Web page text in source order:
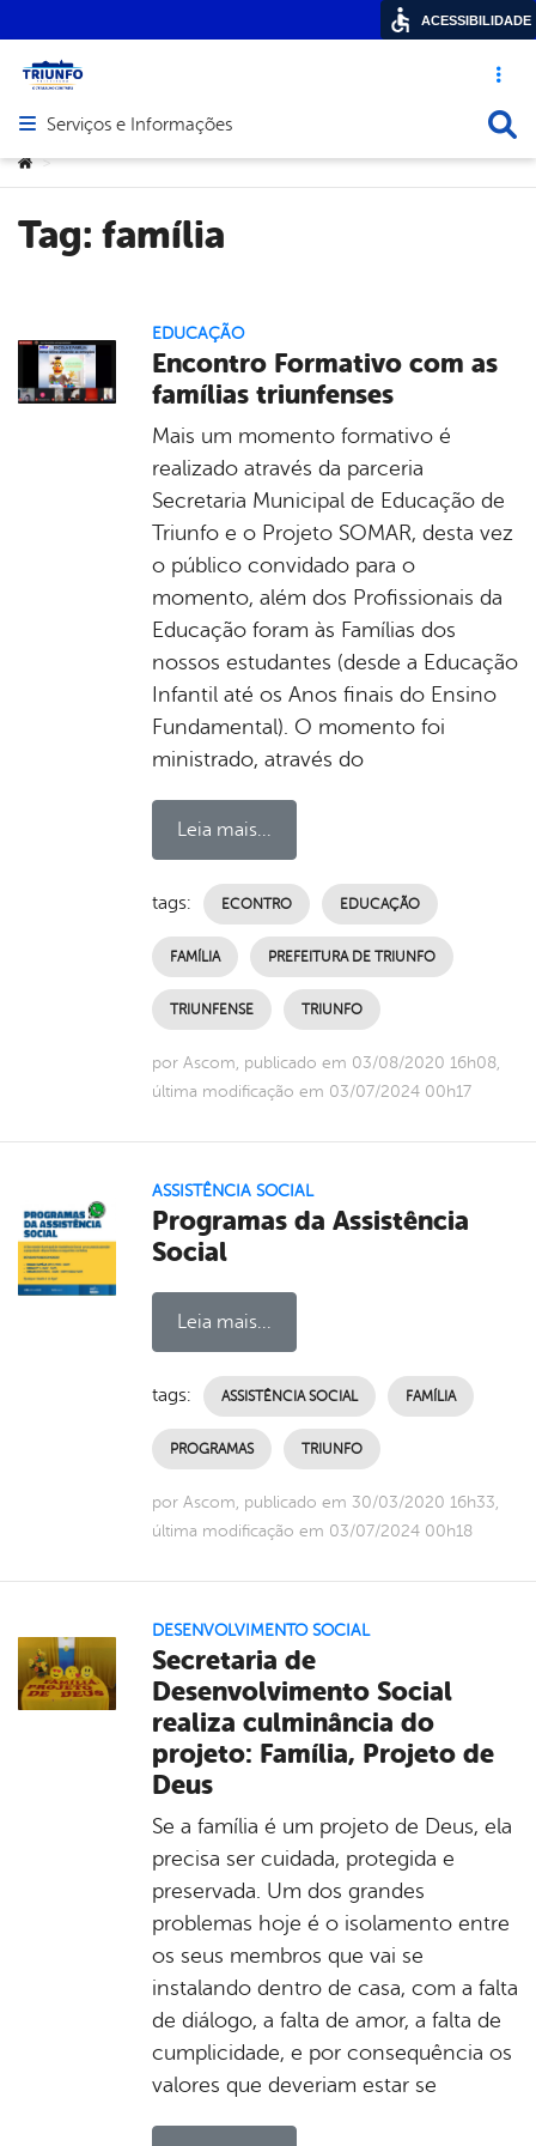
Acesso
Abrir menu principal de navegação
Serviços e Informações
Você está aqui:
>
Tag: família
EDUCAÇÃO
Encontro Formativo com as
famílias triunfenses
Mais um momento formativo é
realizado através da parceria
Secretaria Municipal de Educação de
Triunfo e o Projeto SOMAR, desta vez
o público convidado para o
momento, além dos Profissionais da
Educação foram às Famílias dos
nossos estudantes (desde a Educação
Infantil até os Anos finais do Ensino
Fundamental). O momento foi
ministrado, através do
Leia mais...
tags: ECONTRO EDUCAÇÃO
FAMÍLIA PREFEITURA DE TRIUNFO
TRIUNFENSE TRIUNFO
por Ascom, publicado em 03/08/2020 16h08,
última modificação em 03/07/2024 00h17
ASSISTÊNCIA SOCIAL
Programas da Assistência
Social
Leia mais...
tags: ASSISTÊNCIA SOCIAL FAMÍLIA
PROGRAMAS TRIUNFO
por Ascom, publicado em 30/03/2020 16h33,
última modificação em 03/07/2024 00h18
DESENVOLVIMENTO SOCIAL
Secretaria de
Desenvolvimento Social
realiza culminância do
projeto: Família, Projeto de
Deus
Se a família é um projeto de Deus, ela
precisa ser cuidada, protegida e
preservada. Um dos grandes
problemas hoje é o isolamento entre
os seus membros que vai se
instalando dentro de casa, com a falta
de diálogo, a falta de amor, a falta de
cumplicidade, e por consequência os
valores que deveriam estar se
ACESSIBILIDADE